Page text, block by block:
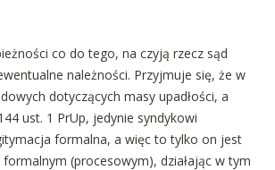
co do tego, na czyją rzecz sąd
należności. Przyjmuje się, że w
dotyczących masy upadłości, a
ust. 1 PrUp, jedynie syndykowi
formalna, a więc to tylko on jest
(procesowym), działając w tym